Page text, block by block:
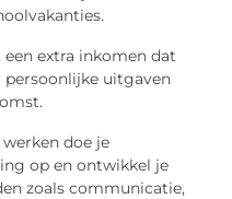
extra inkomen dat
uitgaven
doe je
op en ontwikkel je
zoals communicatie,